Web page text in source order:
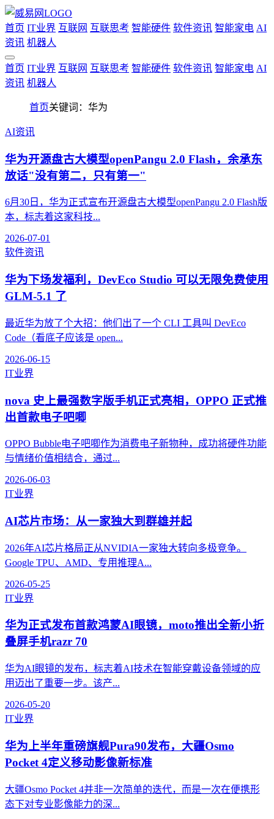
首页 IT业界 互联网 互联思考 智能硬件 软件资讯 智能家电 AI
资讯 机器人
首页 IT业界 互联网 互联思考 智能硬件 软件资讯 智能家电 AI
资讯 机器人
首页关键词：华为
AI资讯
华为开源盘古大模型openPangu 2.0 Flash，余承东
放话"没有第二，只有第一"
6月30日，华为正式宣布开源盘古大模型openPangu 2.0 Flash版
本，标志着这家科技...
2026-07-01
软件资讯
华为下场发福利，DevEco Studio 可以无限免费使用
GLM-5.1 了
最近华为放了个大招：他们出了一个 CLI 工具叫 DevEco
Code（看底子应该是 open...
2026-06-15
IT业界
nova 史上最强数字版手机正式亮相，OPPO 正式推
出首款电子吧唧
OPPO Bubble电子吧唧作为消费电子新物种，成功将硬件功能
与情绪价值相结合，通过...
2026-06-03
IT业界
AI芯片市场：从一家独大到群雄并起
2026年AI芯片格局正从NVIDIA一家独大转向多极竞争。
Google TPU、AMD、专用推理A...
2026-05-25
IT业界
华为正式发布首款鸿蒙AI眼镜，moto推出全新小折
叠屏手机razr 70
华为AI眼镜的发布，标志着AI技术在智能穿戴设备领域的应
用迈出了重要一步。该产...
2026-05-20
IT业界
华为上半年重磅旗舰Pura90发布，大疆Osmo
Pocket 4定义移动影像新标准
大疆Osmo Pocket 4并非一次简单的迭代，而是一次在便携形
态下对专业影像能力的深...